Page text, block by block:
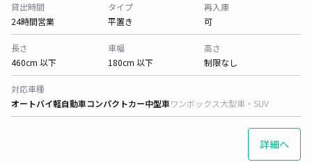
貸出時間
24時間営業
タイプ
平置き
再入庫
可
長さ
460cm 以下
車幅
180cm 以下
高さ
制限なし
対応車種
オートバイ軽自動車コンパクトカー中型車ワンボックス大型車・SUV
詳細へ